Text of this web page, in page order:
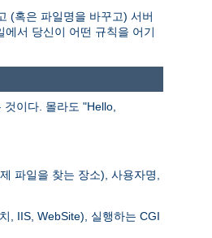
(혹은 파일명을 바꾸고) 서버
서 당신이 어떤 규칙을 어기
이다. 몰라도 "Hello,
파일을 찾는 장소), 사용자명,
, IIS, WebSite), 실행하는 CGI